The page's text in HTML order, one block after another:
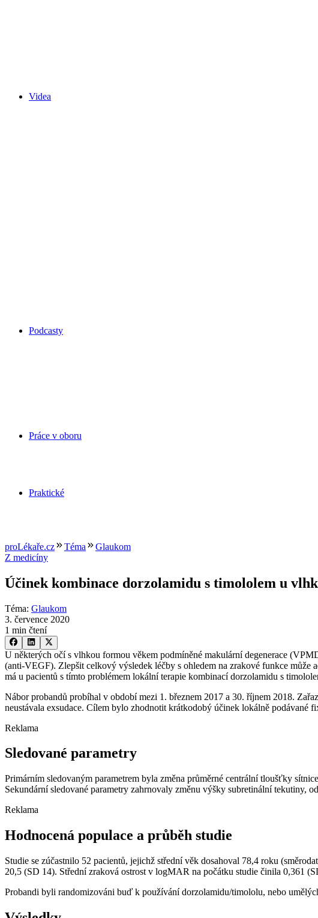
Videa
Podcasty
Práce v oboru
Praktické
proLékaře.cz Téma
Glaukom
Z medicíny
Účinek kombinace dorzolamidu s timololem u
Téma: Glaukom
3. července 2020
1 min čtení
U některých očí s vlhkou formou věkem podmíněné makulární degenerace
(anti-VEGF). Zlepšit celkový výsledek léčby s ohledem na zrakové funkce
má u pacientů s tímto problémem lokální terapie kombinací dorzolamidu s
Nábor probandů probíhal v období mezi 1. březnem 2017 a 30. říjnem 2018.
neustávala exsudace. Cílem bylo zhodnotit krátkodobý účinek lokálně podávané
Reklama
Sledované parametry
Primárním sledovaným parametrem byla změna průměrné centrální tloušťky
Sekundární sledované parametry zahrnovaly změnu výšky subretinální tekutiny,
Reklama
Hodnocená populace a průběh studie
Studie se zúčastnilo 52 pacientů, jejichž střední věk dosahoval 78,4 roku
20,5 (SD 14). Střední zraková ostrost v logMAR na počátku studie činila 0,361
Probandi byli randomizováni buď k používání dorzolamidu/timololu, nebo